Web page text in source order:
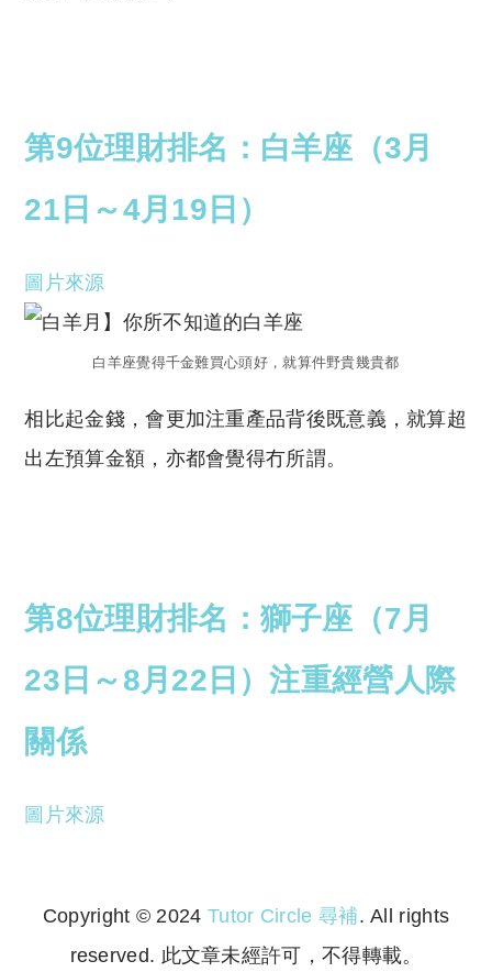
第9位理財排名：白羊座（3月
21日～4月19日）
圖片來源
白羊座覺得千金難買心頭好，就算件野貴幾貴都
相比起金錢，會更加注重產品背後既意義，就算超
出左預算金額，亦都會覺得冇所謂。
第8位理財排名：獅子座（7月
23日～8月22日）注重經營人際
關係
圖片來源
Copyright © 2024 Tutor Circle 尋補. All rights
reserved. 此文章未經許可，不得轉載。